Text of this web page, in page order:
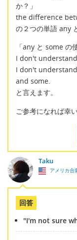
か？」
the difference
の２つの単語 any
「any と some の
I don't
I don't
and some.
と言えます。
ご参考になれば幸
Taku
アメリカ合
回答
"I'm not sure